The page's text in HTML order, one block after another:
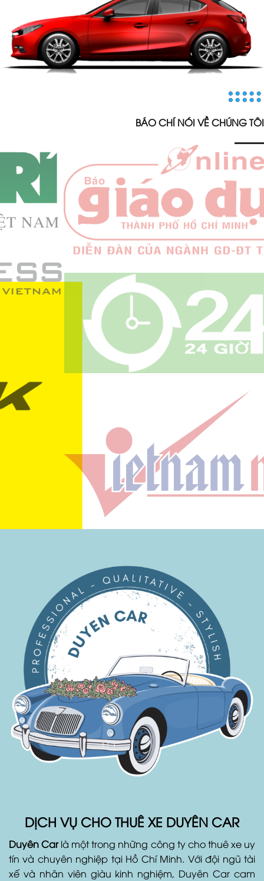
BÁO CHÍ NÓI VỀ CHÚNG TÔI
DỊCH VỤ CHO THUÊ XE DUYÊN CAR
Duyên Carlà một trong những công ty cho thuê xe uy
tín và chuyên nghiệp tại Hồ Chí Minh. Với đội ngũ tài
xế và nhân viên giàu kinh nghiệm, Duyên Car cam